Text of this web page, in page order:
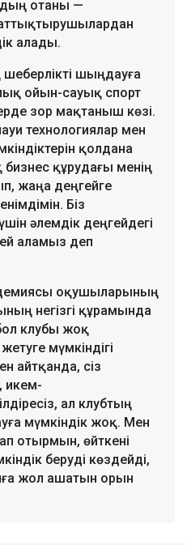
отаны —
алады.
шыңдауға
ойын-сауық спорт
зор мақтаныш көзі.
технологиялар мен
қолдана
құрудағы менің
жаңа деңгейге
Біз
әлемдік деңгейдегі
аламыз деп
оқушыларының
негізгі құрамында
клубы жоқ
мүмкіндігі
айтқанда, сіз
икем-
ал клубтың
мүмкіндік жоқ. Мен
отырмын, өйткені
беруді көздейді,
жол ашатын орын